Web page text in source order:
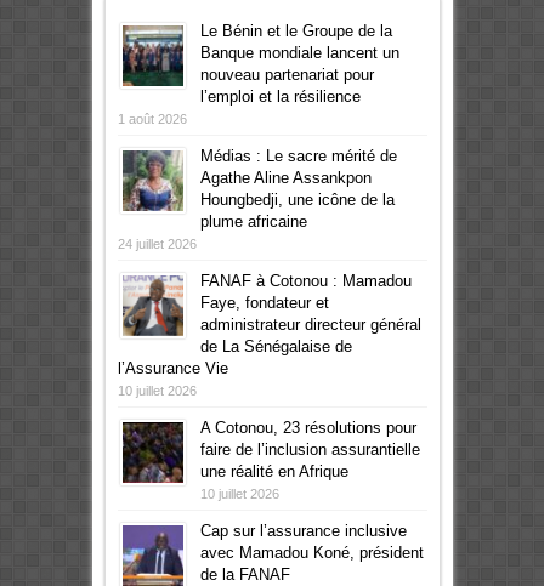
Le Bénin et le Groupe de la
Banque mondiale lancent un
nouveau partenariat pour
l’emploi et la résilience
1 août 2026
Médias : Le sacre mérité de
Agathe Aline Assankpon
Houngbedji, une icône de la
plume africaine
24 juillet 2026
FANAF à Cotonou : Mamadou
Faye, fondateur et
administrateur directeur général
de La Sénégalaise de
l’Assurance Vie
10 juillet 2026
A Cotonou, 23 résolutions pour
faire de l’inclusion assurantielle
une réalité en Afrique
10 juillet 2026
Cap sur l’assurance inclusive
avec Mamadou Koné, président
de la FANAF